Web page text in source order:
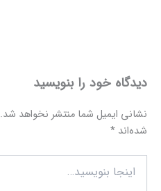
دیدگاه‌ خود را بنویسید
نشانی ایمیل شما منتشر نخواهد شد.
شده‌اند *
اینجا
بنویسید…